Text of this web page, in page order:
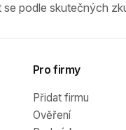
podle skutečných
Pro firmy
Přidat firmu
Ověření